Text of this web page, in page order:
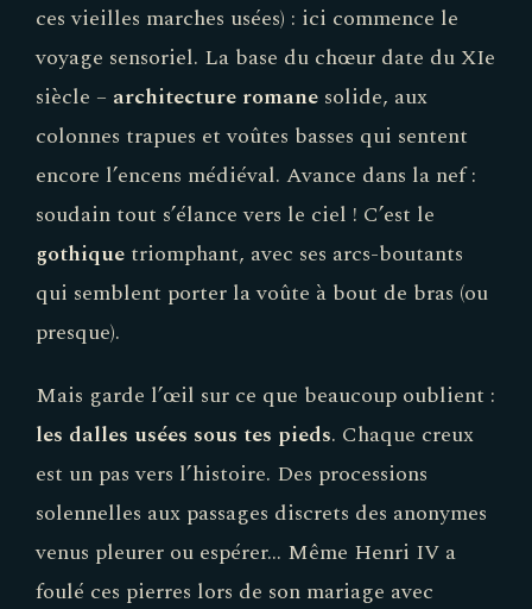
ces vieilles marches usées) : ici commence le
voyage sensoriel. La base du chœur date du XIe
siècle – architecture romane solide, aux
colonnes trapues et voûtes basses qui sentent
encore l’encens médiéval. Avance dans la nef :
soudain tout s’élance vers le ciel ! C’est le
gothique triomphant, avec ses arcs-boutants
qui semblent porter la voûte à bout de bras (ou
presque).
Mais garde l’œil sur ce que beaucoup oublient :
les dalles usées sous tes pieds. Chaque creux
est un pas vers l’histoire. Des processions
solennelles aux passages discrets des anonymes
venus pleurer ou espérer… Même Henri IV a
foulé ces pierres lors de son mariage avec